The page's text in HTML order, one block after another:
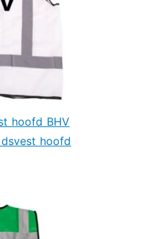
hoofd BHV
hoofd